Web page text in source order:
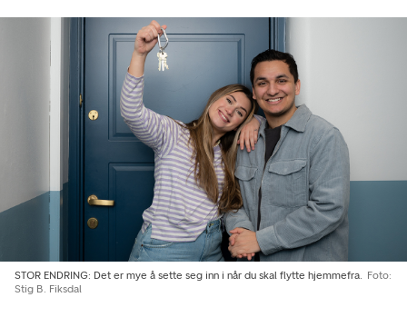
STOR ENDRING: Det er mye å sette seg inn i når du skal flytte hjemmefra.
Foto:
Stig B. Fiksdal